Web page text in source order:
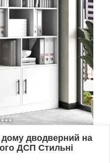
дводверний на
ДСП Стильні